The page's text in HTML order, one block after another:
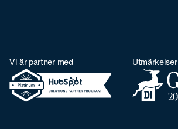
Vi är partner med Utmärkelser